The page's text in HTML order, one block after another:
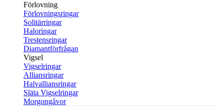
Förlovning
Förlovningsringar
Solitärringar
Haloringar
Trestensringar
Diamantförfrågan
Vigsel
Vigselringar
Alliansringar
Halvalliansringar
Släta Vigselringar
Morgongåvor